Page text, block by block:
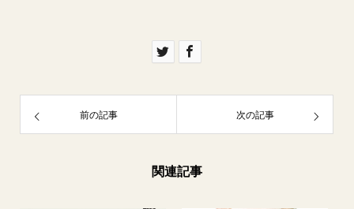
前の記事 次の記事
関連記事